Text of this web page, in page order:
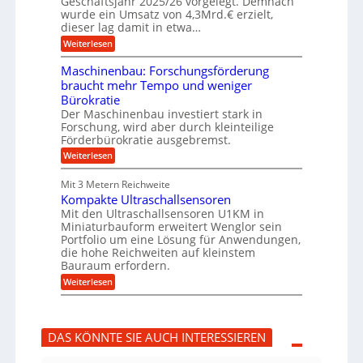
h
r
u
n
g
e
n
B
S
C
L
w
e
i
t
e
e
n
t
w
i
c
k
e
l
g
s
f
r
e
e
s
H
y
b
r
i
d
-
u
g
e
l
l
a
g
e
r
wurde ein Umsatz von 4,3Mrd.€ erzielt,
dieser lag damit in etwa…
Weiterlesen:
T
u
m
p
f
e
r
z
i
e
t
U
m
s
a
t
z
k
n
a
ü
b
e
Maschinenbau: Forschungsförderung
braucht mehr Tempo und weniger
Bürokratie
Der Maschinenbau investiert stark in
Forschung, wird aber durch kleinteilige
Förderbürokratie ausgebremst.
Weiterlesen:
M
s
c
h
i
n
e
n
b
a
u
r
s
Mit 3 Metern Reichweite
Kompakte Ultraschallsensoren
Mit den Ultraschallsensoren U1KM in
Miniaturbauform erweitert Wenglor sein
Portfolio um eine Lösung für Anwendungen,
die hohe Reichweiten auf kleinstem
Bauraum erfordern.
Weiterlesen:
K
p
a
k
DAS KÖNNTE SIE AUCH INTERESSIEREN